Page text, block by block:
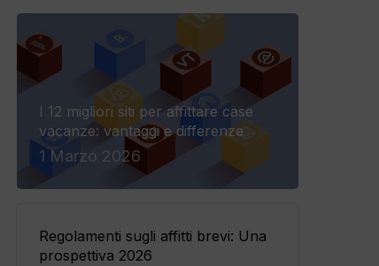
I 12 migliori siti per affittare case
vacanze: vantaggi e differenze
1 Marzo 2026
Regolamenti sugli affitti brevi: Una
prospettiva 2026